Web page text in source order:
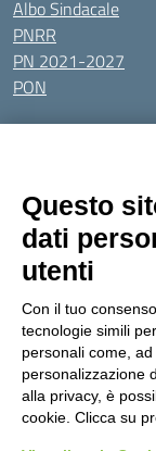
Albo Sindacale
PNRR
PN 2021-2027
PON
Tutti gli argomenti
Amministrazione
Dichiarazione di
Seguici su:
Indirizzo:Via Gaetano
Centralino:
Posta elettronica
Codice fiscale:
Questo
dati
utenti
Con il tuo
tecnologie simili
personali come,
personalizzazione
alla privacy, è
cookie. Clicca su